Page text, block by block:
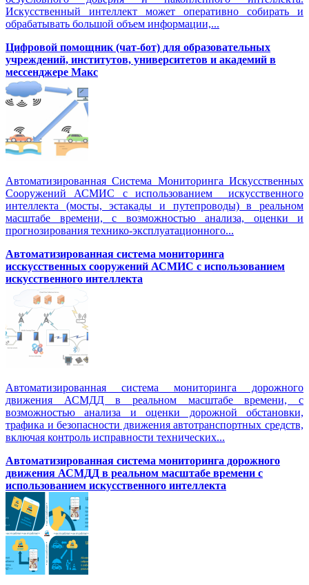
Искусственный интеллект может оперативно собирать и
обрабатывать большой объем информации,...
Цифровой помощник (чат-бот) для образовательных
учреждений, институтов, университетов и академий в
мессенджере Макс
Автоматизированная Система Мониторинга Искусственных
Сооружений АСМИС с использованием искусственного
интеллекта (мосты, эстакады и путепроводы) в реальном
масштабе времени, с возможностью анализа, оценки и
прогнозирования технико-эксплуатационного...
Автоматизированная система мониторинга
исскусственных сооружений АСМИС с использованием
искусственного интеллекта
Автоматизированная система мониторинга дорожного
движения АСМДД в реальном масштабе времени, с
возможностью анализа и оценки дорожной обстановки,
трафика и безопасности движения автотранспортных средств,
включая контроль исправности технических...
Автоматизированная cистема мониторинга дорожного
движения АСМДД в реальном масштабе времени с
использованием искусственного интеллекта